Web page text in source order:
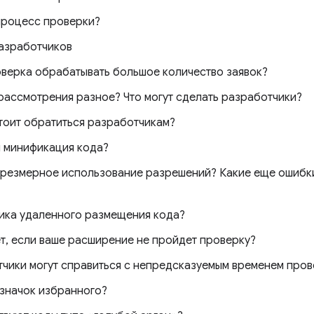
проверки?
обрабатывать большое количество заявок?
разное? Что могут сделать разработчики?
обратиться разработчикам?
кода?
использование разрешений? Какие еще
удаленного размещения кода?
если ваше расширение не пройдет проверку?
могут справиться с непредсказуемым временем
избранного?